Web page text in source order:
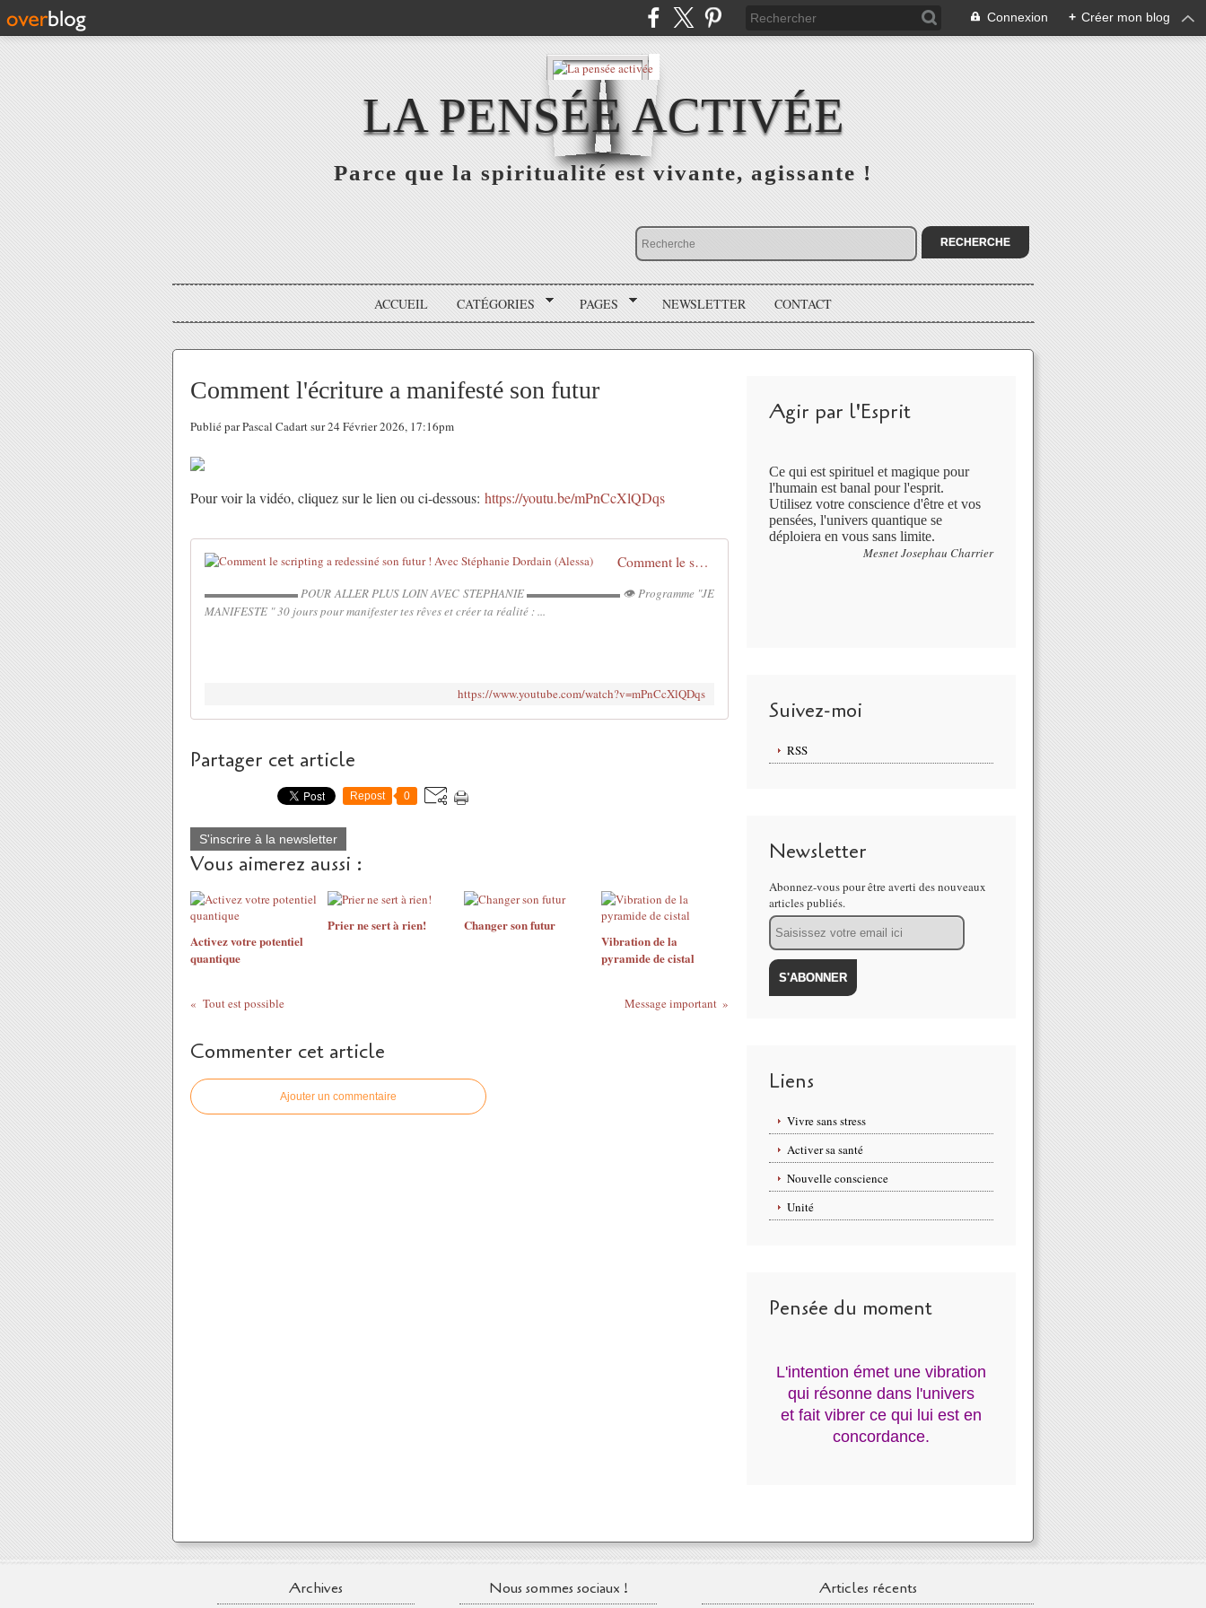
Connexion + Créer mon blog
LA PENSÉE ACTIVÉE
Parce que la spiritualité est vivante, agissante !
ACCUEIL CATÉGORIES PAGES NEWSLETTER CONTACT
Comment l'écriture a manifesté son futur
Publié par Pascal Cadart sur 24 Février 2026, 17:16pm
Pour voir la vidéo, cliquez sur le lien ou ci-dessous: https://youtu.be/mPnCcXlQDqs
Comment le scripting a redessiné son futur ! Avec Stéphanie Dordain (Alessa)
▬▬▬▬▬▬▬▬ POUR ALLER PLUS LOIN AVEC STEPHANIE ▬▬▬▬▬▬▬▬ 👁️ Programme "JE
MANIFESTE " 30 jours pour manifester tes rêves et créer ta réalité : ...
https://www.youtube.com/watch?v=mPnCcXlQDqs
Partager cet article
Repost 0
S'inscrire à la newsletter
Vous aimerez aussi :
Activez votre potentiel
quantique
Prier ne sert à rien!
Changer son futur
Vibration de la
pyramide de cistal
Tout est possible Message important
Commenter cet article
Ajouter un commentaire
Agir par l'Esprit
Ce qui est spirituel et magique pour
l'humain est banal pour l'esprit.
Utilisez votre conscience d'être et vos
pensées, l'univers quantique se
déploiera en vous sans limite.
Mesnet Josephau Charrier
Suivez-moi
RSS
Newsletter
Abonnez-vous pour être averti des nouveaux
articles publiés.
Email
Liens
Vivre sans stress
Activer sa santé
Nouvelle conscience
Unité
Pensée du moment
L'intention émet une vibration
qui résonne dans l'univers
et fait vibrer ce qui lui est en
concordance.
Archives Nous sommes sociaux ! Articles récents